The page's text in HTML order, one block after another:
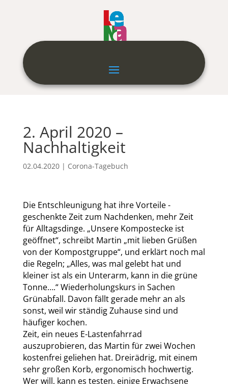
2. April 2020 –
Nachhaltigkeit
02.04.2020| Corona-Tagebuch
Die Entschleunigung hat ihre Vorteile -
geschenkte Zeit zum Nachdenken, mehr Zeit
für Alltagsdinge. „Unsere Kompostecke ist
geöffnet“, schreibt Martin „mit lieben Grüßen
von der Kompostgruppe“, und erklärt noch mal
die Regeln; „Alles, was mal gelebt hat und
kleiner ist als ein Unterarm, kann in die grüne
Tonne….“ Wiederholungskurs in Sachen
Grünabfall. Davon fällt gerade mehr an als
sonst, weil wir ständig Zuhause sind und
häufiger kochen.
Zeit, ein neues E-Lastenfahrrad
auszuprobieren, das Martin für zwei Wochen
kostenfrei geliehen hat. Dreirädrig, mit einem
sehr großen Korb, ergonomisch hochwertig.
Wer will, kann es testen, einige Erwachsene